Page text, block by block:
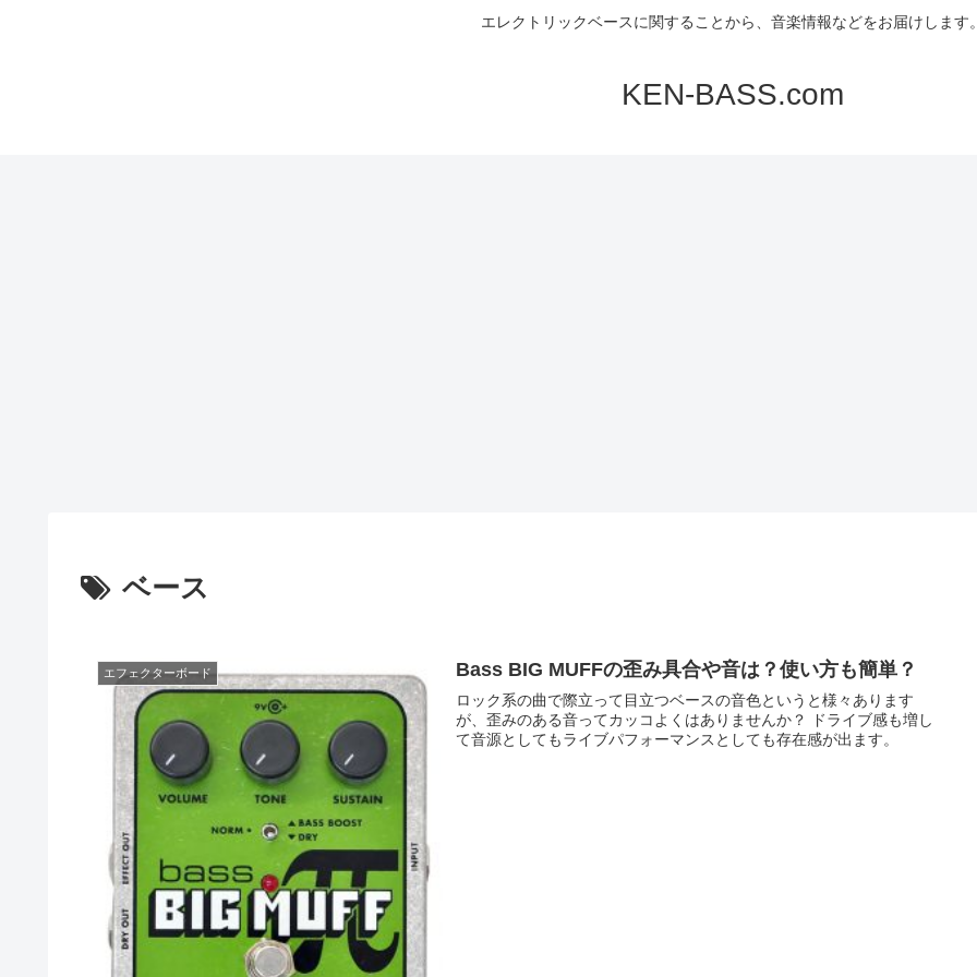
エレクトリックベースに関することから、音楽情報などをお届けします
KEN-BASS.com
ベース
エフェクターボード Bass BIG MUFFの歪み具合や音は？使い方も簡単？
ロック系の曲で際立って目立つベースの音色というと様々あります
が、歪みのある音ってカッコよくはありませんか？ ドライブ感も増し
て音源としてもライブパフォーマンスとしても存在感が出ます。